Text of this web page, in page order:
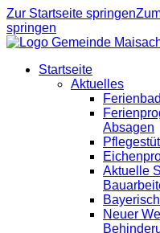
Zur Startseite springen
springen
Startseite
Aktuelles
Absagen
Aktuelle
Neuer